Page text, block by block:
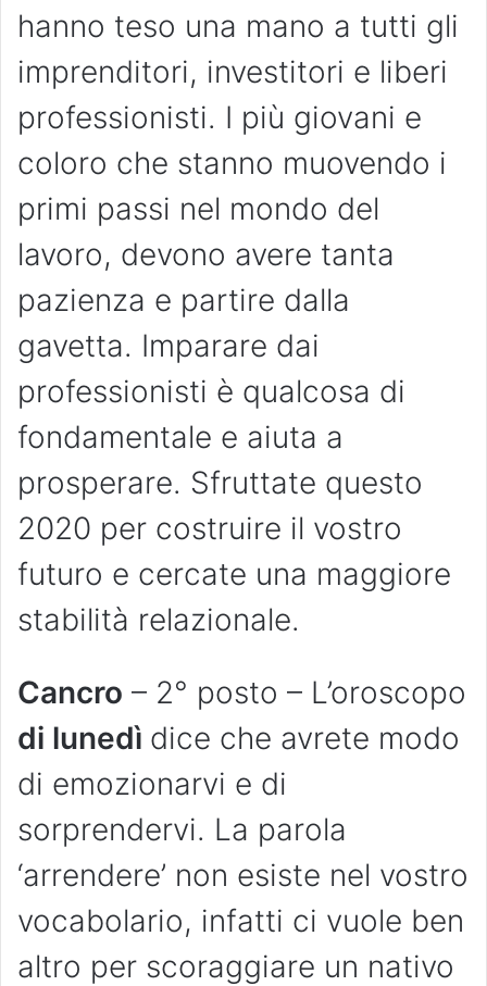
hanno teso una mano a tutti gli
imprenditori, investitori e liberi
professionisti. I più giovani e
coloro che stanno muovendo i
primi passi nel mondo del
lavoro, devono avere tanta
pazienza e partire dalla
gavetta. Imparare dai
professionisti è qualcosa di
fondamentale e aiuta a
prosperare. Sfruttate questo
2020 per costruire il vostro
futuro e cercate una maggiore
stabilità relazionale.
Cancro – 2° posto – L’oroscopo
di lunedì dice che avrete modo
di emozionarvi e di
sorprendervi. La parola
‘arrendere’ non esiste nel vostro
vocabolario, infatti ci vuole ben
altro per scoraggiare un nativo